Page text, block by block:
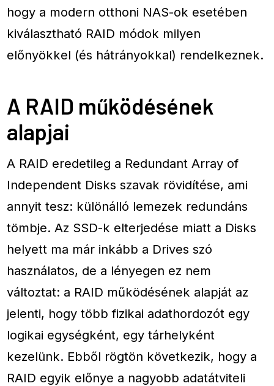
hogy a modern otthoni NAS-ok esetében
kiválasztható RAID módok milyen
előnyökkel (és hátrányokkal) rendelkeznek.
A RAID működésének
alapjai
A RAID eredetileg a Redundant Array of
Independent Disks szavak rövidítése, ami
annyit tesz: különálló lemezek redundáns
tömbje. Az SSD-k elterjedése miatt a Disks
helyett ma már inkább a Drives szó
használatos, de a lényegen ez nem
változtat: a RAID működésének alapját az
jelenti, hogy több fizikai adathordozót egy
logikai egységként, egy tárhelyként
kezelünk. Ebből rögtön következik, hogy a
RAID egyik előnye a nagyobb adatátviteli